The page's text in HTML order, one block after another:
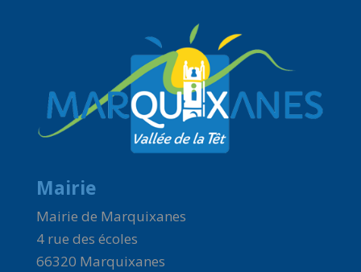
Mairie
Mairie de Marquixanes
4 rue des écoles
66320 Marquixanes